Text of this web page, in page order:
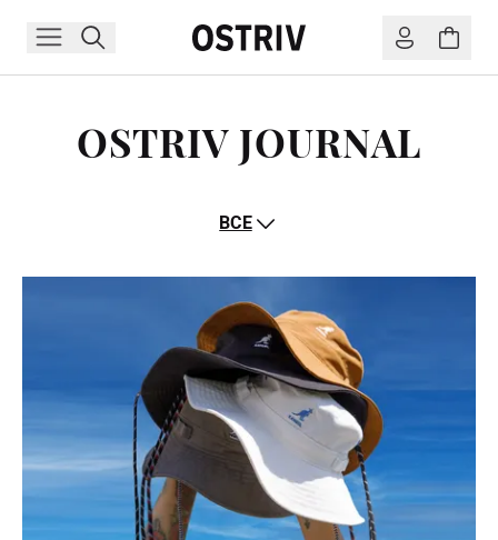
OSTRIV JOURNAL
ВСЕ